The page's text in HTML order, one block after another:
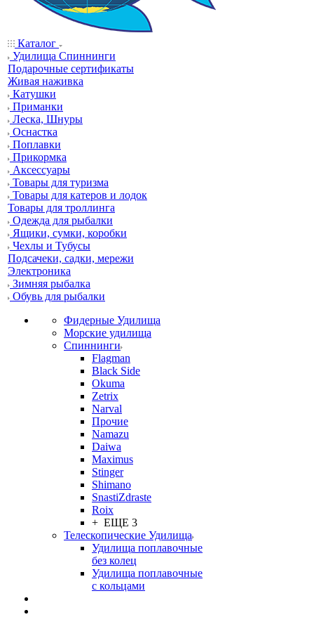
Каталог
Удилища Спиннинги
Подарочные сертификаты
Живая наживка
Катушки
Приманки
Леска, Шнуры
Оснастка
Поплавки
Прикормка
Аксессуары
Товары для туризма
Товары для катеров и лодок
Товары для троллинга
Одежда для рыбалки
Ящики, сумки, коробки
Чехлы и Тубусы
Подсачеки, садки, мережи
Электроника
Зимняя рыбалка
Обувь для рыбалки
Фидерные Удилища
Морские удилища
Спиннинги
Flagman
Black Side
Okuma
Zetrix
Narval
Прочие
Namazu
Daiwa
Maximus
Stinger
Shimano
SnastiZdraste
Roix
+ ЕЩЕ 3
Телескопические Удилища
Удилища поплавочные
без колец
Удилища поплавочные
с кольцами